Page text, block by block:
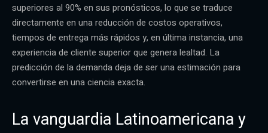
superiores al 90% en sus pronósticos, lo que se traduce
directamente en una reducción de costos operativos,
tiempos de entrega más rápidos y, en última instancia, una
experiencia de cliente superior que genera lealtad. La
predicción de la demanda deja de ser una estimación para
convertirse en una ciencia exacta.
La vanguardia Latinoamericana y